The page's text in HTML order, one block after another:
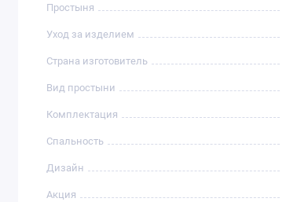
Простыня
Уход за изделием
Страна изготовитель
Вид простыни
Комплектация
Спальность
Дизайн
Акция